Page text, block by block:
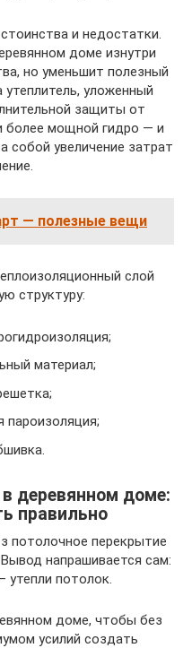
и недостатки.
доме изнутри
но уменьшит полезный
уложенный
защиты от
более мощной гидро — и
собой увеличение затрат
— полезные вещи
слой
структуру:
материал;
пароизоляция;
деревянном доме:
правильно
потолочное перекрытие
напрашивается сам:
потолок.
доме, чтобы без
усилий создать